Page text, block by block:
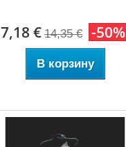
7,18 € 14,35 € -50%
В корзину